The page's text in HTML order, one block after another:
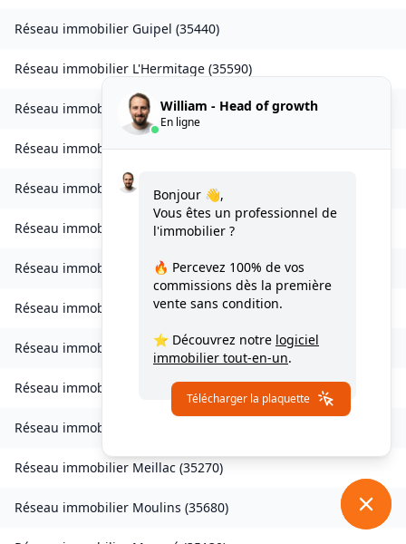
Réseau immobilier Guipel (35440)
Réseau immobilier L'Hermitage (35590)
Réseau immobilierLaillé(35890
Réseau immobilierLandavran(35450)
Réseau immobilierLivré-sur-Changeon
Réseau immobilier Lohéac(35550)
Réseau immobilier Longaulnay(35190)
Réseau immobilier Loutehel(35330)
Réseau immobilier Louvigné-du-Désert(35420)
Réseau immobilier Martigné-Ferchaud
Réseau immobilier
Réseau immobilier Meillac (35270)
Réseau immobilier Moulins (35680)
William - Head of growth
En ligne
Bonjour 👋,
Vous êtes un professionnel de
l'immobilier ?
🔥 Percevez 100% de vos
commissions dès la première
vente sans condition.
⭐ Découvrez notre logiciel
immobilier tout-en-un.
Télécharger la plaquette